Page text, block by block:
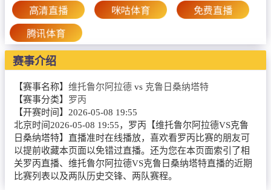
中超
篮球直播
NBA
CBA
录像
足球录像
篮球录像
新闻
高清直播 咪咕体育 免费直播
腾讯体育
赛事介绍
【赛事名称】 维托鲁尔阿拉德 vs 克鲁日桑纳塔特
【赛事分类】 罗丙
【开赛时间】 2026-05-08 19:55
北京时间2026-05-08 19:55，罗丙【维托鲁尔阿拉德VS克鲁
日桑纳塔特】直播准时在线播放，喜欢看罗丙比赛的朋友可
以提前收藏本页面以免错过直播。还为您在本页面索引了相
关罗丙直播、维托鲁尔阿拉德VS克鲁日桑纳塔特直播的近期
比赛列表以及两队历史交锋、两队赛程。